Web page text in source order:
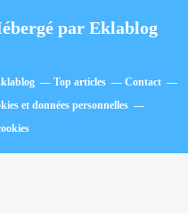
par Eklablog
Top articles
Contact
et données personnelles